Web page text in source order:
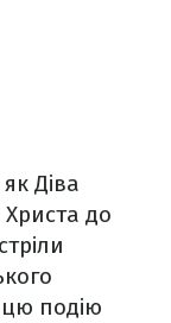
Діва
до
подію